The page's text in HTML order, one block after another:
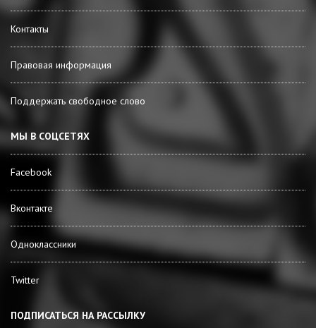
Контакты
Правовая информация
Поддержать свободное слово
МЫ В СОЦСЕТЯХ
Facebook
Вконтакте
Одноклассники
Twitter
ПОДПИСАТЬСЯ НА РАССЫЛКУ